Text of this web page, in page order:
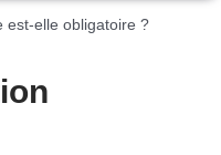
est-elle obligatoire ?